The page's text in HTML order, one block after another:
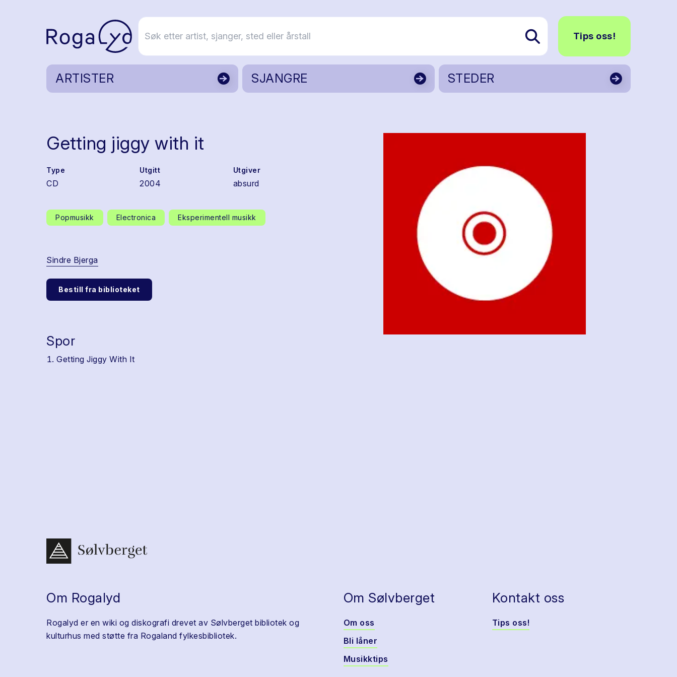
Tips oss!
ARTISTER SJANGRE STEDER
Getting jiggy with it
Type
CD
Utgitt
2004
Utgiver
absurd
Popmusikk Electronica Eksperimentell musikk
Sindre Bjerga
Bestill fra biblioteket
Spor
Getting Jiggy With It
Om Rogalyd
Rogalyd er en wiki og diskografi drevet av Sølvberget bibliotek og
kulturhus med støtte fra Rogaland fylkesbibliotek.
Om Sølvberget
Om oss
Bli låner
Musikktips
Kontakt oss
Tips oss!